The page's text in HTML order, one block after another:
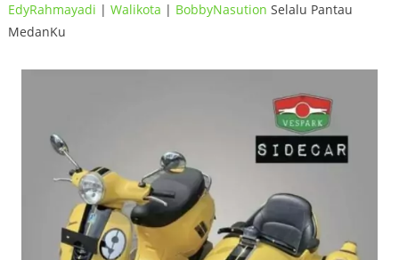
EdyRahmayadi | Walikota | BobbyNasution Selalu Pantau
MedanKu